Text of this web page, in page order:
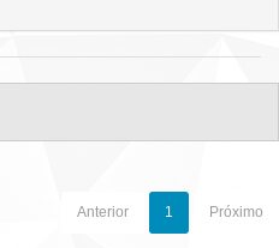
Anterior 1 Próximo